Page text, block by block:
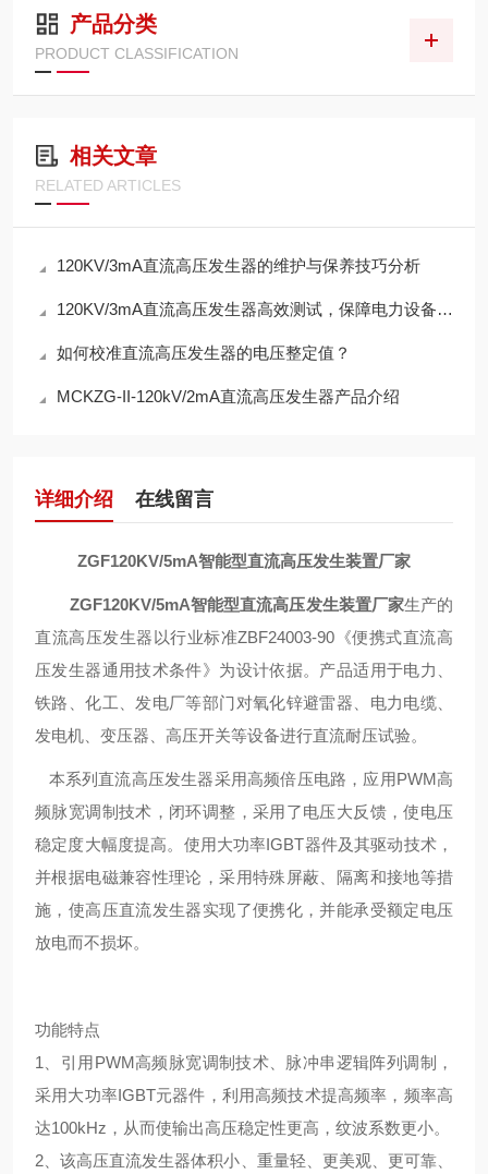
产品分类
PRODUCT CLASSIFICATION
相关文章
RELATED ARTICLES
120KV/3mA直流高压发生器的维护与保养技巧分析
120KV/3mA直流高压发生器高效测试，保障电力设备安全
如何校准直流高压发生器的电压整定值？
MCKZG-II-120kV/2mA直流高压发生器产品介绍
详细介绍 在线留言
ZGF120KV/5mA智能型直流高压发生装置厂家
ZGF120KV/5mA智能型直流高压发生装置厂家生产的
直流高压发生器以行业标准ZBF24003-90 《便携式直流高
压发生器通用技术条件》为设计依据。产品适用于电力、
铁路、化工、发电厂等部门对氧化锌避雷器、电力电缆、
发电机、变压器、高压开关等设备进行直流耐压试验。
本系列直流高压发生器采用高频倍压电路，应用PWM高
频脉宽调制技术，闭环调整，采用了电压大反馈，使电压
稳定度大幅度提高。使用大功率IGBT器件及其驱动技术，
并根据电磁兼容性理论，采用特殊屏蔽、隔离和接地等措
施，使高压直流发生器实现了便携化，并能承受额定电压
放电而不损坏。
功能特点
1
、引用 PWM高频脉宽调制技术、脉冲串逻辑阵列调制，
采用大功率IGBT元器件，利用高频技术提高频率，频率高
达100kHz ，从而使输出高压稳定性更高，纹波系数更小。
2 、该高压直流发生器体积小、重量轻、更美观、更可靠、